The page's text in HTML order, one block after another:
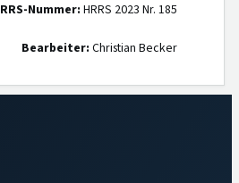
Nummer: HRRS 2023 Nr. 185
Bearbeiter: Christian Becker